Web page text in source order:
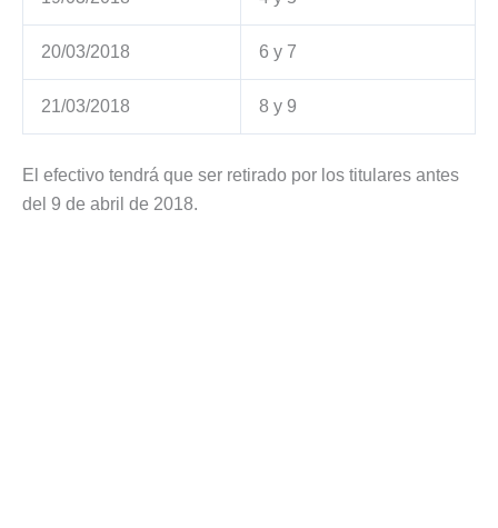
20/03/2018 6 y 7
21/03/2018 8 y 9
El efectivo tendrá que ser retirado por los titulares antes
del 9 de abril de 2018.